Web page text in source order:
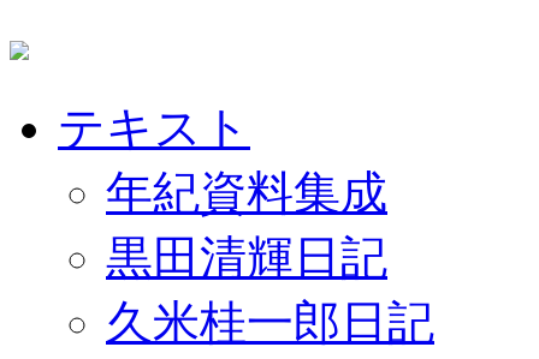
テキスト
年紀資料集成
黒田清輝日記
久米桂一郎日記